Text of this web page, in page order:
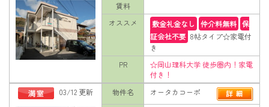
賃料
オススメ
敷金礼金なし 仲介料無料 保
証会社不要 8帖タイプ☆家電付
き
PR
☆岡山理科大学 徒歩圏内！家電
付き！
03/12 更新
物件名 オータカコーポ